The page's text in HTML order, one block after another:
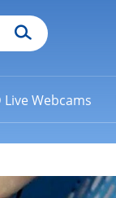
Live Webcams